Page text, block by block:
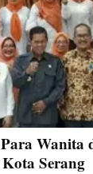
Wanita
Serang